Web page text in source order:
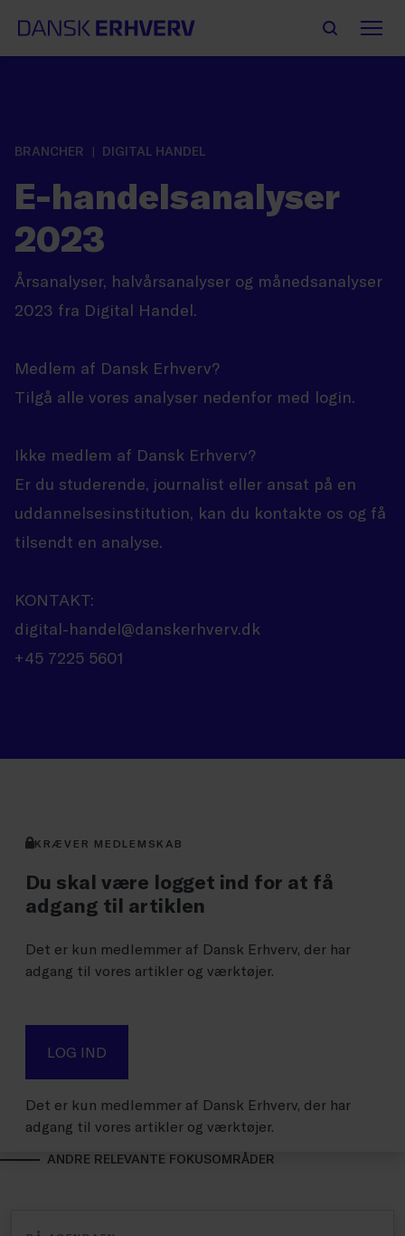
BRANCHER DIGITAL HANDEL
E-handelsanalyser
2023
Årsanalyser, halvårsanalyser og månedsanalyser
2023 fra Digital Handel.
Medlem af Dansk Erhverv?
Tilgå alle vores analyser nedenfor med login.
Ikke medlem af Dansk Erhverv?
Er du studerende, journalist eller ansat på en
uddannelsesinstitution, kan du kontakte os og få
tilsendt en analyse.
KONTAKT:
digital-handel@danskerhverv.dk
+45 7225 5601
KRÆVER MEDLEMSKAB
Du skal være logget ind for at få
adgang til artiklen
Det er kun medlemmer af Dansk Erhverv, der har
adgang til vores artikler og værktøjer.
LOG IND
Det er kun medlemmer af Dansk Erhverv, der har
adgang til vores artikler og værktøjer.
ANDRE RELEVANTE FOKUSOMRÅDER